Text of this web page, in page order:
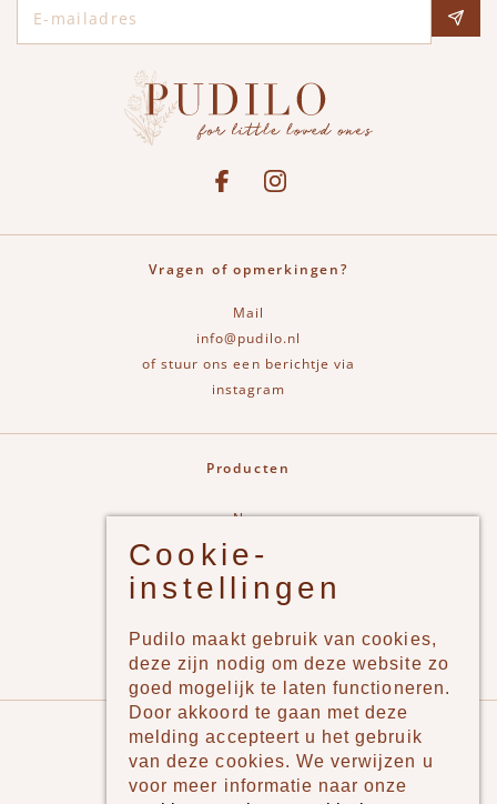
See our FacebookBekijk onze Instagram pagina
Vragen of opmerkingen?
Mail
info@pudilo.nl
of stuur ons een berichtje via
instagram
Producten
New
Jongens
Meisjes
Merken
Pudilo
Over ons
Cookie-
instellingen
Pudilo maakt gebruik van cookies,
deze zijn nodig om deze website zo
goed mogelijk te laten functioneren.
Door akkoord te gaan met deze
melding accepteert u het gebruik
van deze cookies. We verwijzen u
voor meer informatie naar onze